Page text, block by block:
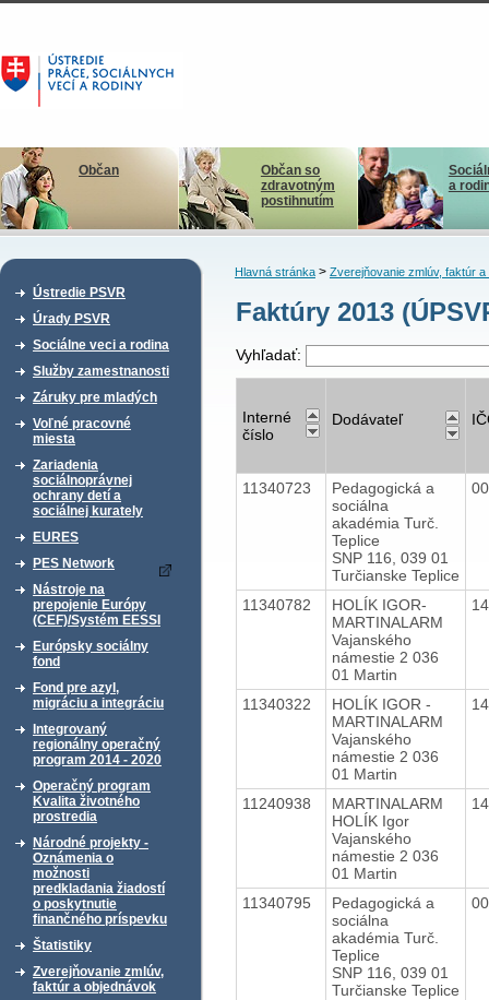
Občan
Občan so
zdravotným
postihnutím
a
Ústredie PSVR
Úrady PSVR
Sociálne veci a rodina
Služby zamestnanosti
Záruky pre mladých
Voľné pracovné
miesta
Zariadenia
sociálnoprávnej
ochrany detí a
sociálnej kurately
EURES
PES Network
Nástroje na
prepojenie Európy
(CEF)/Systém EESSI
Európsky sociálny
fond
Fond pre azyl,
migráciu a integráciu
Integrovaný
regionálny operačný
program 2014 - 2020
Operačný program
Kvalita životného
prostredia
Národné projekty -
Oznámenia o
možnosti
predkladania žiadostí
o poskytnutie
finančného príspevku
Štatistiky
Zverejňovanie zmlúv,
faktúr a objednávok
Hlavná stránka> Zverejňovanie zmlúv, faktúr a
Faktúry 2013
Vyhľadať:
Interné
číslo
Dodávateľ
11340723
Pedagogická a
sociálna
akadémia Turč.
Teplice
SNP 116, 039 01
Turčianske Teplice
11340782
HOLÍK IGOR-
MARTINALARM
Vajanského
námestie 2 036
01 Martin
11340322
HOLÍK IGOR -
MARTINALARM
Vajanského
námestie 2 036
01 Martin
11240938
MARTINALARM
HOLÍK Igor
Vajanského
námestie 2 036
01 Martin
11340795
Pedagogická a
sociálna
akadémia Turč.
Teplice
SNP 116, 039 01
Turčianske Teplice